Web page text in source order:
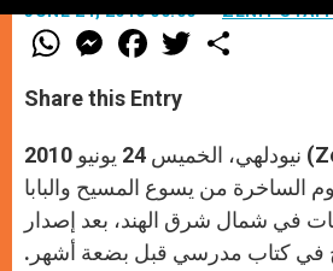
JUNE 24, 2010 00:00 ZENIT
W
h
t
s
p
p
M
e
s
e
e
r
F
a
e
b
k
w
r
Share this Entry
نيودلهي، الخميس 24 يونيو 2010 (Zenit.org) – تسبب
الساخرة من يسوع المسيح والبابا
في شمال شرق الهند، بعد إصدار
في كتاب مدرسي قبل بضعة أشهر.